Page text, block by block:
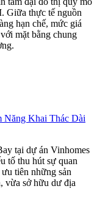
Giữa thực tế nguồn
hạn chế, mức giá
mặt bằng chung
Năng Khai Thác Dài
tại dự án Vinhomes
tố thu hút sự quan
tiên những sản
vừa sở hữu dư địa